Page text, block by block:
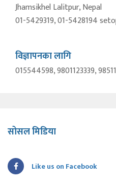
Jhamsikhel Lalitpur, Nepal
01-5429319, 01-5428194
विज्ञापनका लागि
015544598, 9801123339,
सोसल मिडिया
Like us on Facebook